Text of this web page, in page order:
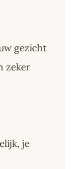
gezicht
zeker
je